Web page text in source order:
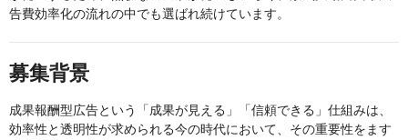
告費効率化の流れの中でも選ばれ続けています。
募集背景
成果報酬型広告という「成果が見える」「信頼できる」仕組みは、
効率性と透明性が求められる今の時代において、その重要性をます